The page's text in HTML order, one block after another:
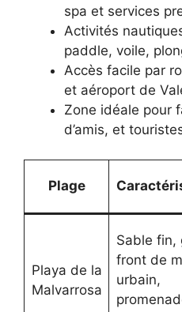
spa et services
Activités
paddle, voile,
Accès facile par
et aéroport de
Zone idéale pour
d’amis, et
Plage
Playa de la
Malvarrosa
Sable fin,
front de
urbain,